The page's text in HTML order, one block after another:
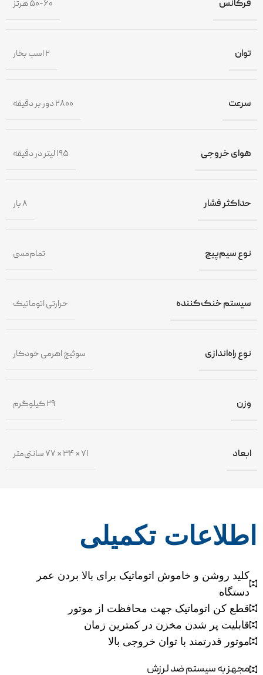
فرکانس ۵۰-۶۰ هرتز
توان ۲ اسب بخار
سرعت ۲۸۰۰ دور بر دقیقه
هوای خروجی ۱۹۵ لیتر در دقیقه
حداکثر فشار ۸ بار
نوع سیم‌پیچ تمام‌مسی
سیستم خنک‌کننده حرارتی اتوماتیک
نوع راه‌اندازی سوئیچ اهرمی خودکار
وزن ۲۹ کیلوگرم
ابعاد ۷۱ × ۳۴ × ۷۷ سانتی‌متر
اطلاعات تکمیلی
کلید روشن و خاموش اتوماتیک برای بالا بردن عمر
دستگاه
قطع کن اتوماتیک جهت محافظت از موتور
قابلیت پر شدن مخزن در کمترین زمان
موتور قدرتمند با توان خروجی بالا
مجهز به سیستم ضد لرزش